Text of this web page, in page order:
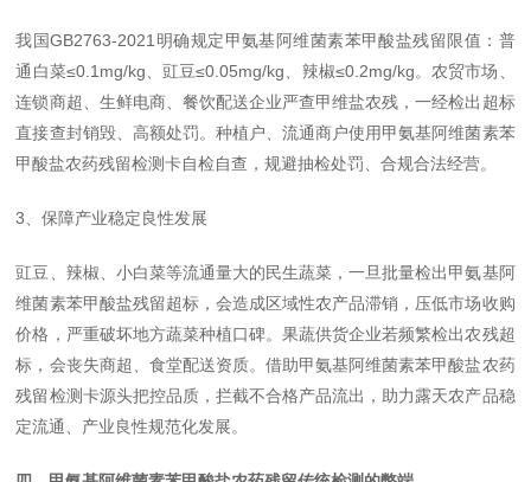
我国GB2763-2021明确规定甲氨基阿维菌素苯甲酸盐残留限值：普
通白菜≤0.1mg/kg、豇豆≤0.05mg/kg、辣椒≤0.2mg/kg。农贸市场、
连锁商超、生鲜电商、餐饮配送企业严查甲维盐农残，一经检出超标
直接查封销毁、高额处罚。种植户、流通商户使用甲氨基阿维菌素苯
甲酸盐农药残留检测卡自检自查，规避抽检处罚、合规合法经营。
3、保障产业稳定良性发展
豇豆、辣椒、小白菜等流通量大的民生蔬菜，一旦批量检出甲氨基阿
维菌素苯甲酸盐残留超标，会造成区域性农产品滞销，压低市场收购
价格，严重破坏地方蔬菜种植口碑。果蔬供货企业若频繁检出农残超
标，会丧失商超、食堂配送资质。借助甲氨基阿维菌素苯甲酸盐农药
残留检测卡源头把控品质，拦截不合格产品流出，助力露天农产品稳
定流通、产业良性规范化发展。